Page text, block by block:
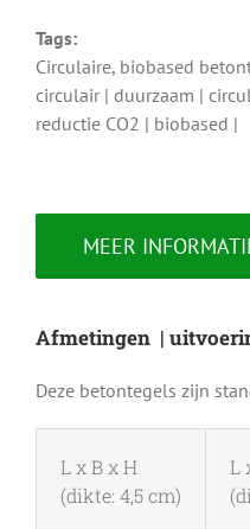
Tags:
Circulaire, biobased
circulair | duurzaam |
reductie CO2 | biobased |
MEER
Afmetingen |
Deze betontegels zijn
L x B x H
(dikte: 4,5 cm)
L